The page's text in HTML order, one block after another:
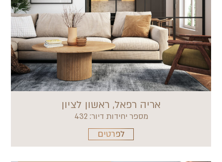
אריה רפאל, ראשון לציון
מספר יחידות דיור: 432
לפרטים